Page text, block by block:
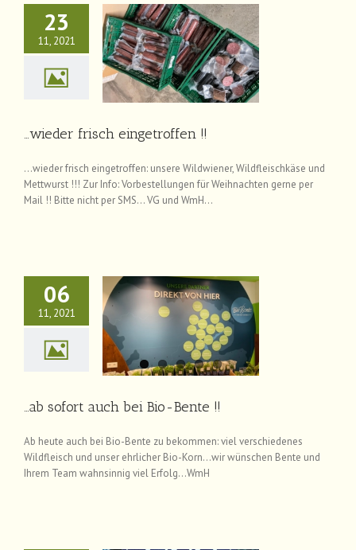
23
11, 2021
…wieder frisch eingetroffen !!
…wieder frisch eingetroffen: unsere Wildwiener, Wildfleischkäse und
Mettwurst !!! Zur Info: Vorbestellungen für Weihnachten gerne per
Mail !! Bitte nicht per SMS… VG und WmH…
06
11, 2021
auch bei Bio-
…ab sofort auch bei Bio-Bente !!
Ab heute auch bei Bio-Bente zu bekommen: viel verschiedenes
Wildfleisch und unser ehrlicher Bio-Korn…wir wünschen Bente und
Ihrem Team wahnsinnig viel Erfolg…WmH